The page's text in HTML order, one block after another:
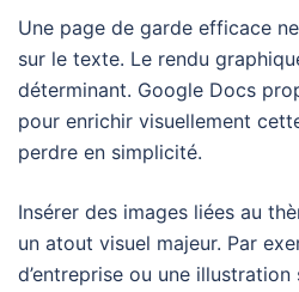
Une page de garde efficace
sur le texte. Le rendu
déterminant. Google Docs
pour enrichir visuellement
perdre en simplicité.
Insérer des images liées au
un atout visuel majeur. Par
d’entreprise ou une